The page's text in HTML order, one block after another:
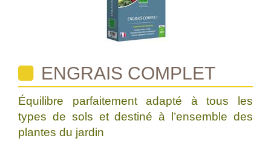
ENGRAIS COMPLET
Équilibre parfaitement adapté à tous les
types de sols et destiné à l’ensemble des
plantes du jardin